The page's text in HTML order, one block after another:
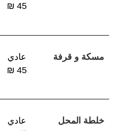
خلطة المحل
عادي
مسكة و قرفة
عادي
45 ₪
45 ₪